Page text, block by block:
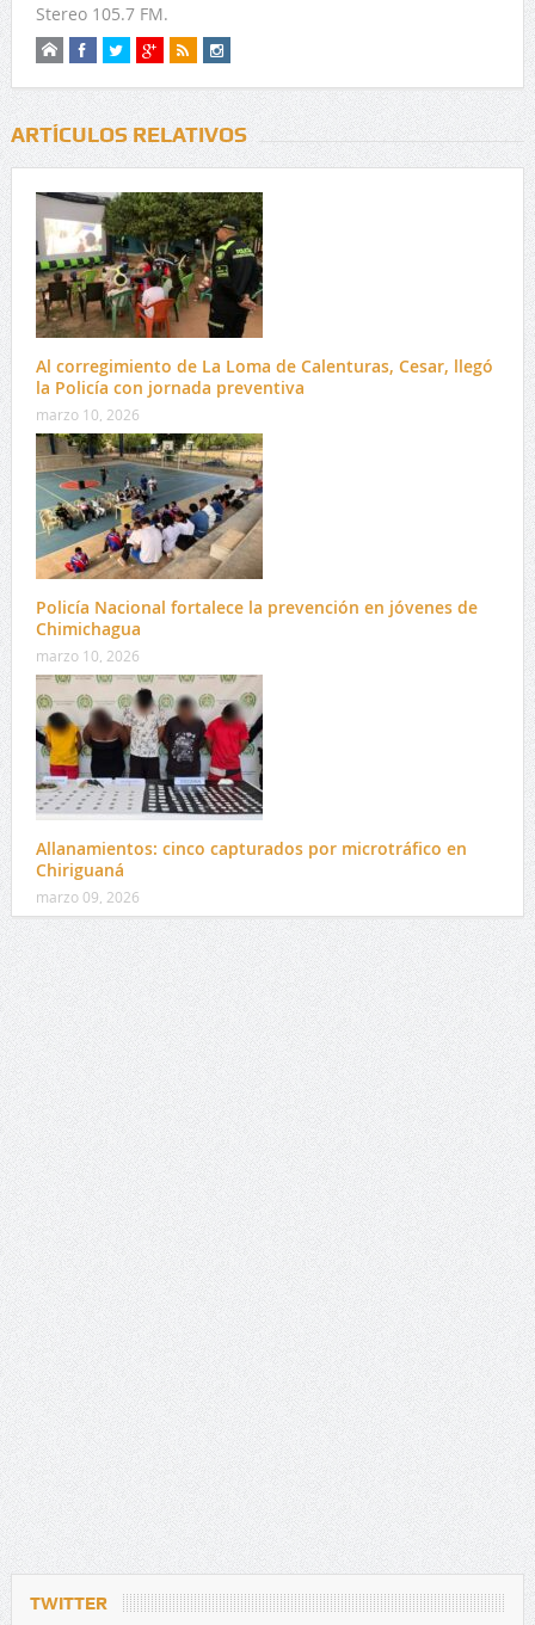
Stereo 105.7 FM.
ARTÍCULOS RELATIVOS
Al corregimiento de La Loma de Calenturas, Cesar, llegó
la Policía con jornada preventiva
marzo 10, 2026
Policía Nacional fortalece la prevención en jóvenes de
Chimichagua
marzo 10, 2026
Allanamientos: cinco capturados por microtráfico en
Chiriguaná
marzo 09, 2026
TWITTER